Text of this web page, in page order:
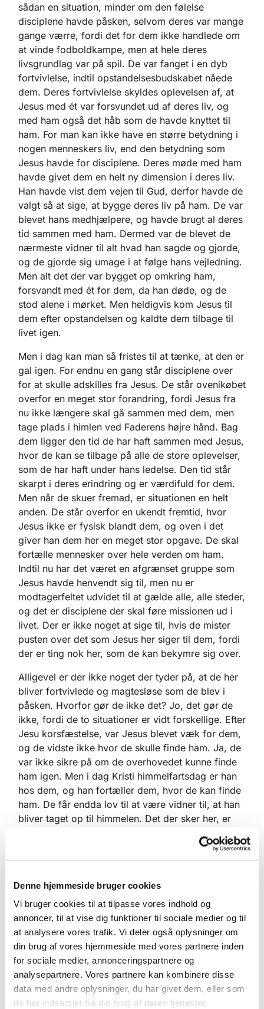
Denne hjemmeside bruger cookies
Vi bruger cookies til at tilpasse vores indhold og
annoncer, til at vise dig funktioner til sociale medier og til
at analysere vores trafik. Vi deler også oplysninger om
din brug af vores hjemmeside med vores partnere inden
for sociale medier, annonceringspartnere og
analysepartnere. Vores partnere kan kombinere disse
data med andre oplysninger, du har givet dem, eller som
de har indsamlet fra din brug af deres tjenester.
sådan en situation, minder om den følelse
disciplene havde påsken, selvom deres var mange
gange værre, fordi det for dem ikke handlede om
at vinde fodboldkampe, men at hele deres
livsgrundlag var på spil. De var fanget i en dyb
fortvivlelse, indtil opstandelsesbudskabet nåede
dem. Deres fortvivlelse skyldes oplevelsen af, at
Jesus med ét var forsvundet ud af deres liv, og
med ham også det håb som de havde knyttet til
ham. For man kan ikke have en større betydning i
nogen menneskers liv, end den betydning som
Jesus havde for disciplene. Deres møde med ham
havde givet dem en helt ny dimension i deres liv.
Han havde vist dem vejen til Gud, derfor havde de
valgt så at sige, at bygge deres liv på ham. De var
blevet hans medhjælpere, og havde brugt al deres
tid sammen med ham. Dermed var de blevet de
nærmeste vidner til alt hvad han sagde og gjorde,
og de gjorde sig umage i at følge hans vejledning.
Men alt det der var bygget op omkring ham,
forsvandt med ét for dem, da han døde, og de
stod alene i mørket. Men heldigvis kom Jesus til
dem efter opstandelsen og kaldte dem tilbage til
livet igen.
Men i dag kan man så fristes til at tænke, at den er
gal igen. For endnu en gang står disciplene over
for at skulle adskilles fra Jesus. De står ovenikøbet
overfor en meget stor forandring, fordi Jesus fra
nu ikke længere skal gå sammen med dem, men
tage plads i himlen ved Faderens højre hånd. Bag
dem ligger den tid de har haft sammen med Jesus,
hvor de kan se tilbage på alle de store oplevelser,
som de har haft under hans ledelse. Den tid står
skarpt i deres erindring og er værdifuld for dem.
Men når de skuer fremad, er situationen en helt
anden. De står overfor en ukendt fremtid, hvor
Jesus ikke er fysisk blandt dem, og oven i det
giver han dem her en meget stor opgave. De skal
fortælle mennesker over hele verden om ham.
Indtil nu har det været en afgrænset gruppe som
Jesus havde henvendt sig til, men nu er
modtagerfeltet udvidet til at gælde alle, alle steder,
og det er disciplene der skal føre missionen ud i
livet. Der er ikke noget at sige til, hvis de mister
pusten over det som Jesus her siger til dem, fordi
der er ting nok her, som de kan bekymre sig over.
Alligevel er der ikke noget der tyder på, at de her
bliver fortvivlede og magtesløse som de blev i
påsken. Hvorfor gør de ikke det? Jo, det gør de
ikke, fordi de to situationer er vidt forskellige. Efter
Jesu korsfæstelse, var Jesus blevet væk for dem,
og de vidste ikke hvor de skulle finde ham. Ja, de
var ikke sikre på om de overhovedet kunne finde
ham igen. Men i dag Kristi himmelfartsdag er han
hos dem, og han fortæller dem, hvor de kan finde
ham. De får endda lov til at være vidner til, at han
bliver taget op til himmelen. Det der sker her, er
vildt, men dog efter planen. Derfor er disciplenes
oplevelse her en helt anden end i påsken. For at
blive i fodboldsproget, er Kristi himmelfartsdag
Jesus skifter til et andet hold. Derimod sikrer han i
dag hans hold oprykning til superligaen i og med
han rykker til himlen.
Det der sker på dagen i dag, er at vi får en ven på
allerhøjeste sted. Og det er ikke en hvilken som
ven. Det er ham der kom til os mennesker, selvom
han var lige med Gud. Han levede blandt os,
besøgte os og talte med os. Han blev en af os, for